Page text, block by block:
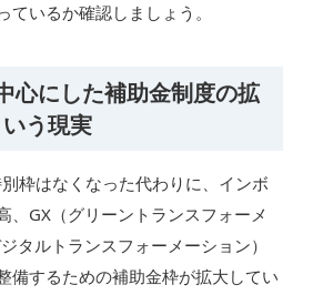
ているか確認しましょう。
心にした補助金制度の拡
う現実
枠はなくなった代わりに、インボ
、GX（グリーントランスフォーメ
タルトランスフォーメーション）
備するための補助金枠が拡大してい